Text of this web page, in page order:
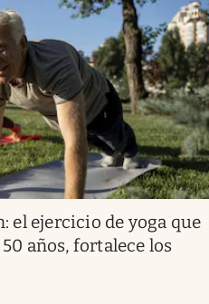
el ejercicio de yoga que
años, fortalece los